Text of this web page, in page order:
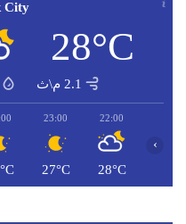
City
28°C
2.1 م\ث
22:00
28°C
23:00
27°C
›